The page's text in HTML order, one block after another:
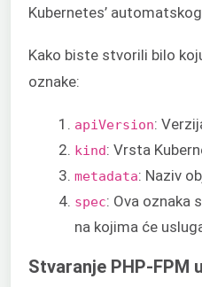
Kubernetes’
Kako biste stvorili bilo
oznake:
apiVersion:
kind: Vrsta
metadata: Naziv
spec: Ova oznaka
na kojima će
Stvaranje PHP-FPM